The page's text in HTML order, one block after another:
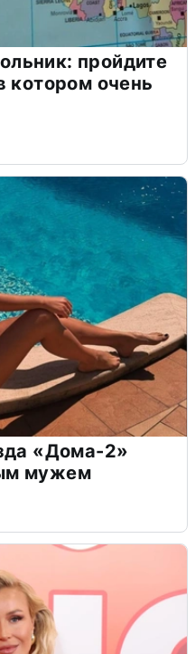
пройдите
котором очень
«Дома-2»
мужем